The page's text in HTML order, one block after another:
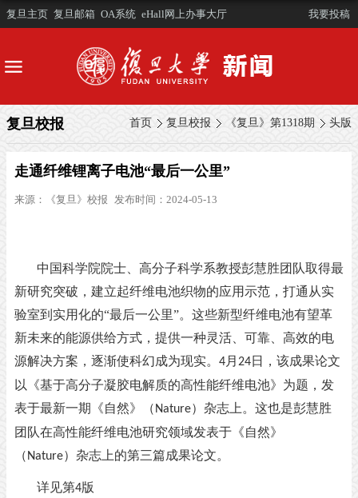
复旦主页 复旦邮箱 OA系统 eHall网上办事大厅 我要投稿
首页 复旦校报 《复旦》第1318期 头版
复旦校报
走通纤维锂离子电池“最后一公里”
来源： 《复旦》校报 发布时间：2024-05-13
中国科学院院士、高分子科学系教授彭慧胜团队取得最
新研究突破，建立起纤维电池织物的应用示范，打通从实
验室到实用化的“最后一公里”。这些新型纤维电池有望革
新未来的能源供给方式，提供一种灵活、可靠、高效的电
源解决方案，逐渐使科幻成为现实。 4月 24日，该成果论文
以《基于高分子凝胶电解质的高性能纤维电池》为题，发
表于最新一期《自然》（ Nature）杂志上。这也是彭慧胜
团队在高性能纤维电池研究领域发表于《自然》
（ Nature）杂志上的第三篇成果论文。
详见第4版